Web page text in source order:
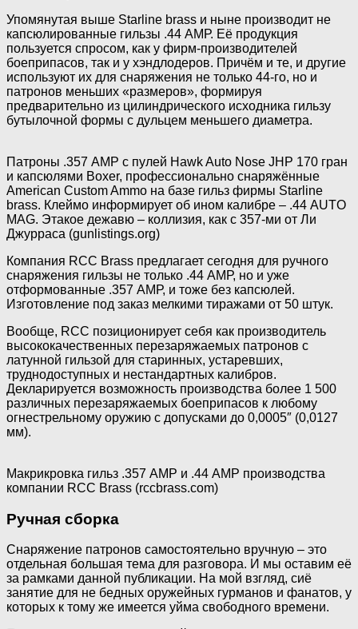
Упомянутая выше Starline brass и ныне производит не
капсюлированные гильзы .44 АМР. Её продукция
пользуется спросом, как у фирм-производителей
боеприпасов, так и у хэндлодеров. Причём и те, и другие
используют их для снаряжения не только 44-го, но и
патронов меньших «размеров», формируя
предварительно из цилиндрического исходника гильзу
бутылочной формы с дульцем меньшего диаметра.
Патроны .357 АМР с пулей Hawk Auto Nose JHP 170 гран
и капсюлями Boxer, профессионально снаряжённые
American Custom Ammo на базе гильз фирмы Starline
brass. Клеймо информирует об ином калибре – .44 AUTO
MAG. Этакое дежавю – коллизия, как с 357-ми от Ли
Джурраса (gunlistings.org)
Компания RCC Brass предлагает сегодня для ручного
снаряжения гильзы не только .44 АМР, но и уже
отформованные .357 АМР, и тоже без капсюлей.
Изготовление под заказ мелкими тиражами от 50 штук.
Вообще, RCC позиционирует себя как производитель
высококачественных перезаряжаемых патронов с
латунной гильзой для старинных, устаревших,
труднодоступных и нестандартных калибров.
Декларируется возможность производства более 1 500
различных перезаряжаемых боеприпасов к любому
огнестрельному оружию с допусками до 0,0005″ (0,0127
мм).
Макрикровка гильз .357 АМР и .44 АМР производства
компании RCC Brass (rccbrass.com)
Ручная сборка
Снаряжение патронов самостоятельно вручную – это
отдельная большая тема для разговора. И мы оставим её
за рамками данной публикации. На мой взгляд, сиё
занятие для не бедных оружейных гурманов и фанатов, у
которых к тому же имеется уйма свободного времени.